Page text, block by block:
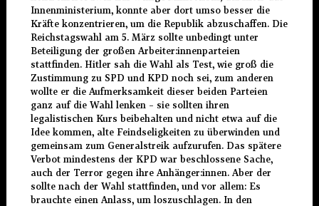
Innenministerium, konnte aber dort umso besser die
Kräfte konzentrieren, um die Republik abzuschaffen. Die
Reichstagswahl am 5. März sollte unbedingt unter
Beteiligung der großen Arbeiter:innenparteien
stattfinden. Hitler sah die Wahl als Test, wie groß die
Zustimmung zu SPD und KPD noch sei, zum anderen
wollte er die Aufmerksamkeit dieser beiden Parteien
ganz auf die Wahl lenken – sie sollten ihren
legalistischen Kurs beibehalten und nicht etwa auf die
Idee kommen, alte Feindseligkeiten zu überwinden und
gemeinsam zum Generalstreik aufzurufen. Das spätere
Verbot mindestens der KPD war beschlossene Sache,
auch der Terror gegen ihre Anhänger:innen. Aber der
sollte nach der Wahl stattfinden, und vor allem: Es
brauchte einen Anlass, um loszuschlagen. In den